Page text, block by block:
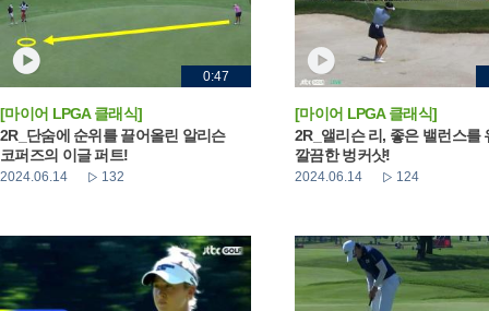
0:47
[마이어 LPGA 클래식]
2R_단숨에 순위를 끌어올린 알리슨
코퍼즈의 이글 퍼트!
2024.06.14 132
[마이어 LPGA 클래식]
2R_앨리슨 리, 좋은 밸런스를
깔끔한 벙커샷!
2024.06.14 124